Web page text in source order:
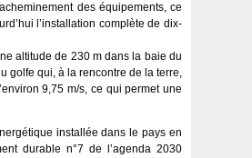
des équipements, ce
l’installation complète de dix-
altitude de 230 m dans la baie du
golfe qui, à la rencontre de la terre,
9,75 m/s, ce qui permet une
installée dans le pays en
durable n°7 de l’agenda 2030